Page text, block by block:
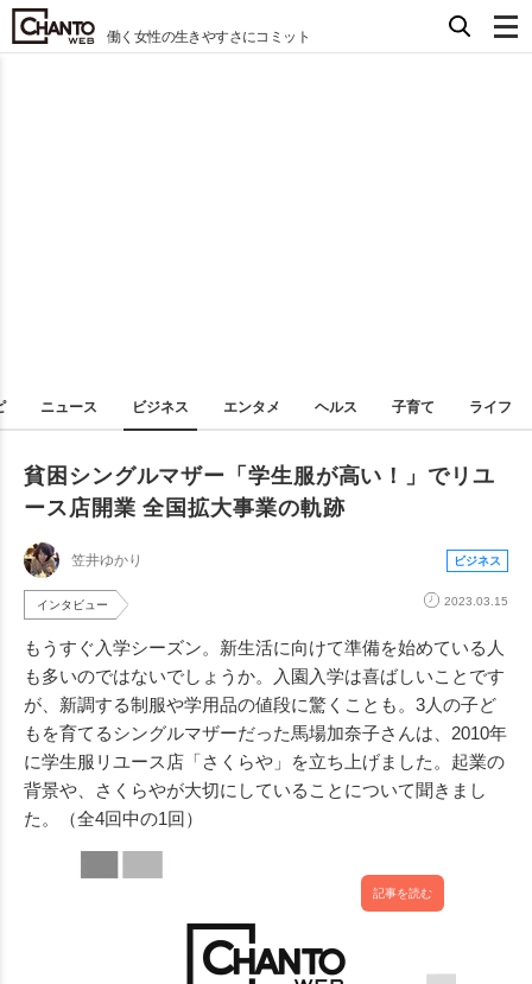
働く女性の生きやすさにコミット
ニュース ビジネス エンタメ ヘルス 子育て ライフ
貧困シングルマザー「学生服が高い！」でリユ
ース店開業 全国拡大事業の軌跡
笠井ゆかり ビジネス
インタビュー 2023.03.15
もうすぐ入学シーズン。新生活に向けて準備を始めている人
も多いのではないでしょうか。入園入学は喜ばしいことです
が、新調する制服や学用品の値段に驚くことも。3人の子ど
もを育てるシングルマザーだった馬場加奈子さんは、2010年
に学生服リユース店「さくらや」を立ち上げました。起業の
背景や、さくらやが大切にしていることについて聞きまし
た。（全4回中の1回）
記事を読む